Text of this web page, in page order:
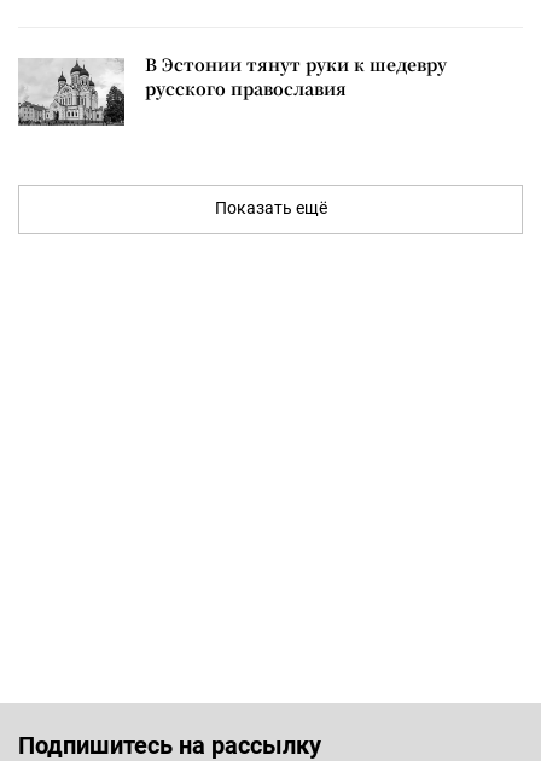
В Эстонии тянут руки к шедевру
русского православия
Показать ещё
Подпишитесь на рассылку